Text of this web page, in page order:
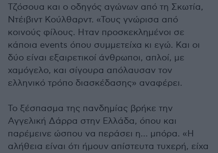
Τζόσουα και ο οδηγός αγώνων από τη Σκωτία,
Ντέιβιντ Κούλθαρντ. «Τους γνώρισα από
κοινούς φίλους. Ηταν προσκεκλημένοι σε
κάποια events όπου συμμετείχα κι εγώ. Και οι
δύο είναι εξαιρετικοί άνθρωποι, απλοί, με
χαμόγελο, και σίγουρα απόλαυσαν τον
ελληνικό τρόπο διασκέδασης» αναφέρει.
Το ξέσπασμα της πανδημίας βρήκε την
Αγγελική Δάρρα στην Ελλάδα, όπου και
παρέμεινε ώσπου να περάσει η… μπόρα. «Η
αλήθεια είναι ότι ήμουν απίστευτα τυχερή, είχα